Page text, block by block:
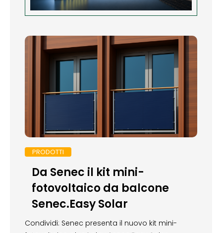
PRODOTTI
Da Senec il kit mini-
fotovoltaico da balcone
Senec.Easy Solar
Condividi: Senec presenta il nuovo kit mini-